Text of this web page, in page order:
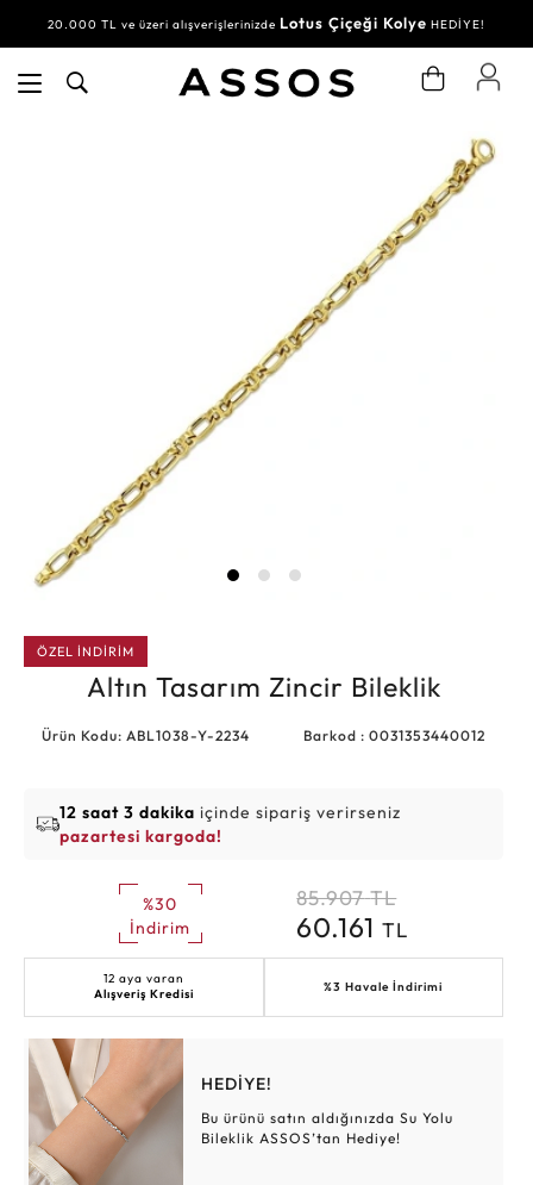
20.000 TL ve üzeri alışverişlerinizde Lotus Çiçeği Kolye HEDİYE!
ÖZEL İNDİRİM
Altın Tasarım Zincir Bileklik
Ürün Kodu: ABL1038-Y-2234 Barkod : 0031353440012
12 saat 3 dakika içinde sipariş verirseniz
pazartesi kargoda!
%30
İndirim
85.907 TL
60.161TL
12 aya varan
Alışveriş Kredisi
%3 Havale İndirimi
HEDİYE!
Bu ürünü satın aldığınızda Su Yolu
Bileklik ASSOS’tan Hediye!